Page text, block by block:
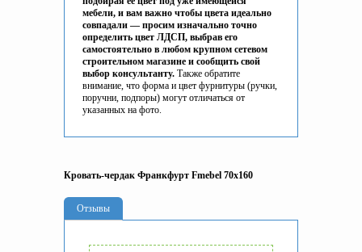
мебели, и вам важно чтобы цвета идеально
совпадали — просим изначально точно
определить цвет ЛДСП, выбрав его
самостоятельно в любом крупном сетевом
строительном магазине и сообщить свой
выбор консультанту. Также обратите
внимание, что форма и цвет фурнитуры (ручки,
поручни, подпоры) могут отличаться от
указанных на фото.
Кровать-чердак Франкфурт Fmebel 70х160
Отзывы